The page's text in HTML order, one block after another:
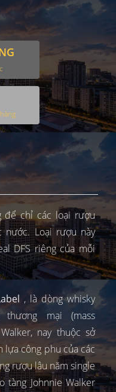
để chỉ các loại rượu
nước. Loại rượu này
DFS riêng của mỗi
, là dòng whisky
mại (mass
nay thuộc sở
lựa công phu của các
rượu lâu năm single
tàng Johnnie Walker